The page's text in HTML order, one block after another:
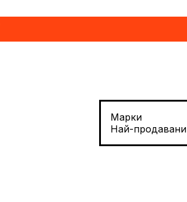
Марки
Най-продавани